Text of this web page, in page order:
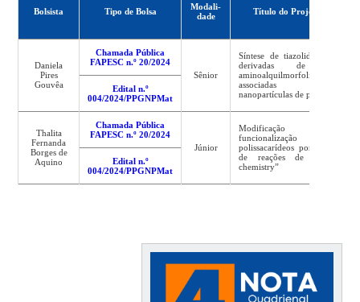
Bolsista Tipo de Bolsa
Modali-
dade
Título do Projeto
Daniela
Pires
Gouvêa
Chamada Pública
FAPESC n.º 20/2024
Sênior
Síntese de tiazolidinonas
derivadas de 4-
aminoalquilmorfolinas
associadas com
nanopartículas de prata
Edital n.º
004/2024/PPGNPMat
Thalita
Fernanda
Borges de
Aquino
Chamada Pública
FAPESC n.º 20/2024
Júnior
Modificação e
funcionalização de
polissacarídeos por meio
de reações de “click
chemistry”
Edital n.º
004/2024/PPGNPMat